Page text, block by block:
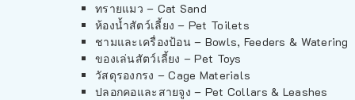
ทรายแมว – Cat Sand
ห้องน้ำสัตว์เลี้ยง – Pet Toilets
ชามและเครื่องป้อน – Bowls, Feeders & Watering
ของเล่นสัตว์เลี้ยง – Pet Toys
วัสดุรองกรง – Cage Materials
ปลอกคอและสายจูง – Pet Collars & Leashes